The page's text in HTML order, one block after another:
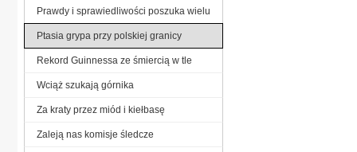
Prawdy i sprawiedliwości poszuka wielu
Ptasia grypa przy polskiej granicy
Rekord Guinnessa ze śmiercią w tle
Wciąż szukają górnika
Za kraty przez miód i kiełbasę
Zaleją nas komisje śledcze